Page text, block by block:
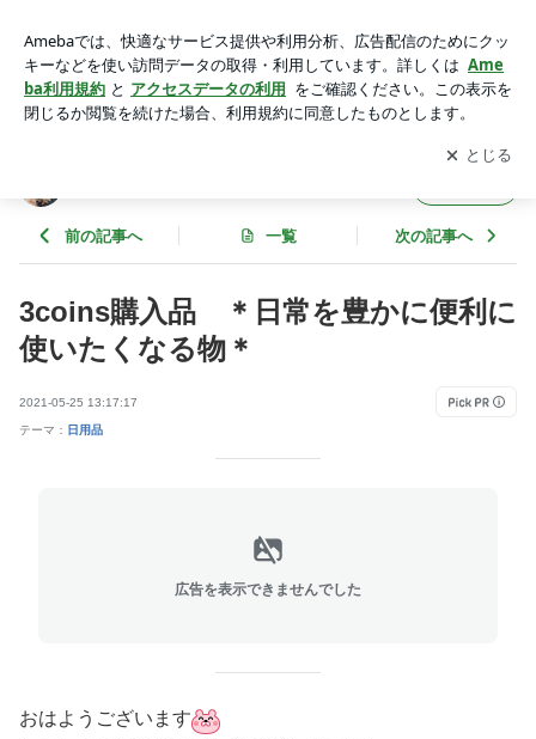
like it 〜それでも私はそれが好き♡〜
アプリをダウンロードして ブログの更新通知
を受け取りまし
ょう。
開く
前の記事へ 一覧 次の記事へ
3coins購入品 ＊日常を豊かに便利に
使いたくなる物＊
2021-05-25 13:17:17
テーマ： 日用品
広告を表示できませんでした
おはようございます